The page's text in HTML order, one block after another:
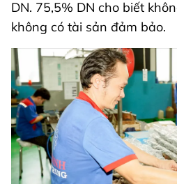
DN. 75,5% DN cho biết
không có tài sản đảm bảo.